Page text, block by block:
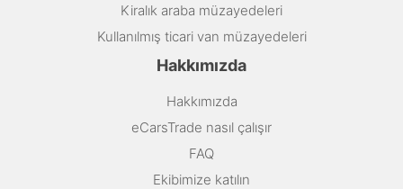
Kiralık araba müzayedeleri
Kullanılmış ticari van müzayedeleri
Hakkımızda
Hakkımızda
eCarsTrade nasıl çalışır
FAQ
Ekibimize katılın